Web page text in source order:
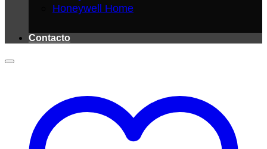
Honeywell Home
Contacto